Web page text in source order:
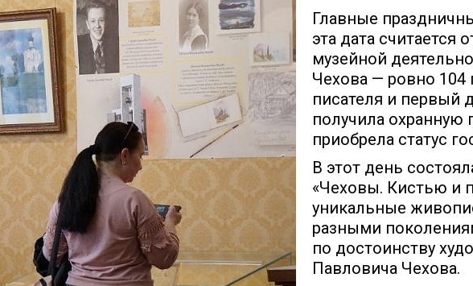
Главные
эта дата считается
музейной
Чехова — ровно 104
писателя и первый
получила охранную
приобрела статус
В этот день
«Чеховы. Кистью и
уникальные
разными
по достоинству
Павловича Чехова.